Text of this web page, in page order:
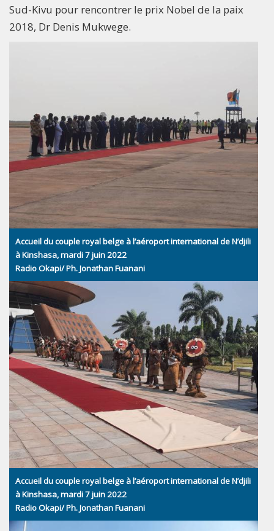
Sud-Kivu pour rencontrer le prix Nobel de la paix
2018, Dr Denis Mukwege.
Accueil du couple royal belge à l’aéroport international de N’djili
à Kinshasa, mardi 7 juin 2022
Radio Okapi/ Ph. Jonathan Fuanani
Accueil du couple royal belge à l’aéroport international de N’djili
à Kinshasa, mardi 7 juin 2022
Radio Okapi/ Ph. Jonathan Fuanani